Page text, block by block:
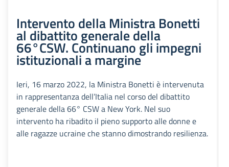
Intervento della Ministra Bonetti
al dibattito generale della
66°CSW. Continuano gli impegni
istituzionali a margine
Ieri, 16 marzo 2022, la Ministra Bonetti è intervenuta
in rappresentanza dell’Italia nel corso del dibattito
generale della 66° CSW a New York. Nel suo
intervento ha ribadito il pieno supporto alle donne e
alle ragazze ucraine che stanno dimostrando resilienza.